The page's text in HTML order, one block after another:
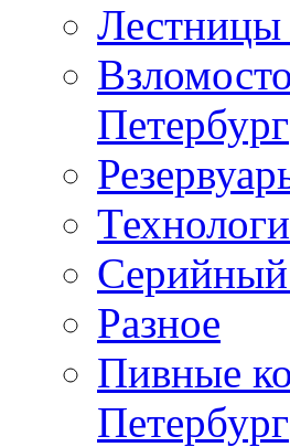
Лестницы
Петербург
Разное
Пивные
Петербург